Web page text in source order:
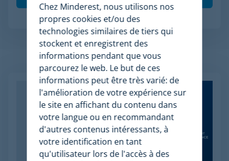
Articles apparentés
Chez Minderest, nous utilisons nos
propres cookies et/ou des
technologies similaires de tiers qui
stockent et enregistrent des
informations pendant que vous
parcourez le web. Le but de ces
informations peut être très varié: de
l'amélioration de votre expérience sur
le site en affichant du contenu dans
votre langue ou en recommandant
d'autres contenus intéressants, à
votre identification en tant
qu'utilisateur lors de l'accès à des